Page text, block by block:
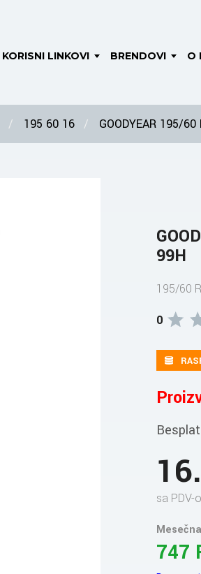
KORISNI LINKOVI BRENDOVI O
195 60 16 GOODYEAR 195/
99H
195/60
0
sa PDV-
747